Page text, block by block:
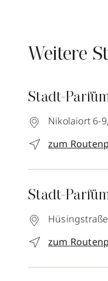
Weitere
Stadt-
Nikolaiort 6-9,
zum
Stadt-
zum